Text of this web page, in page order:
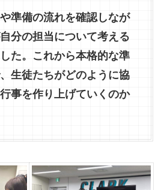
準備の流れを確認しなが
分の担当について考える
た。これから本格的な準
生徒たちがどのように協
事を作り上げていくのか